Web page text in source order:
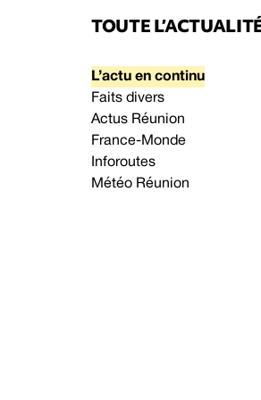
TOUTE
L’actu en continu
Faits divers
Actus Réunion
France-Monde
Inforoutes
Météo Réunion